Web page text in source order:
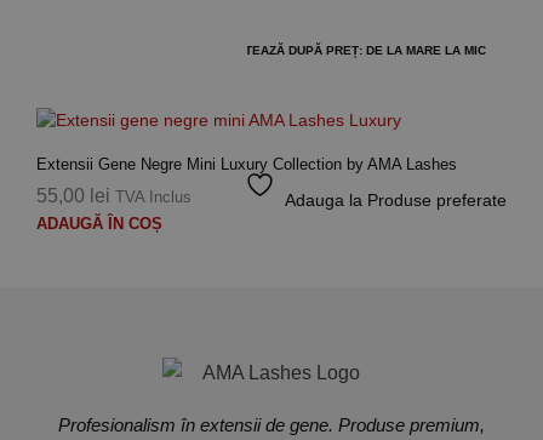
Adauga la Produse preferate
Extensii Gene Negre Mini Luxury Collection by AMA Lashes
55,00 lei TVA Inclus
ADAUGĂ ÎN COȘ
Profesionalism în extensii de gene. Produse premium,